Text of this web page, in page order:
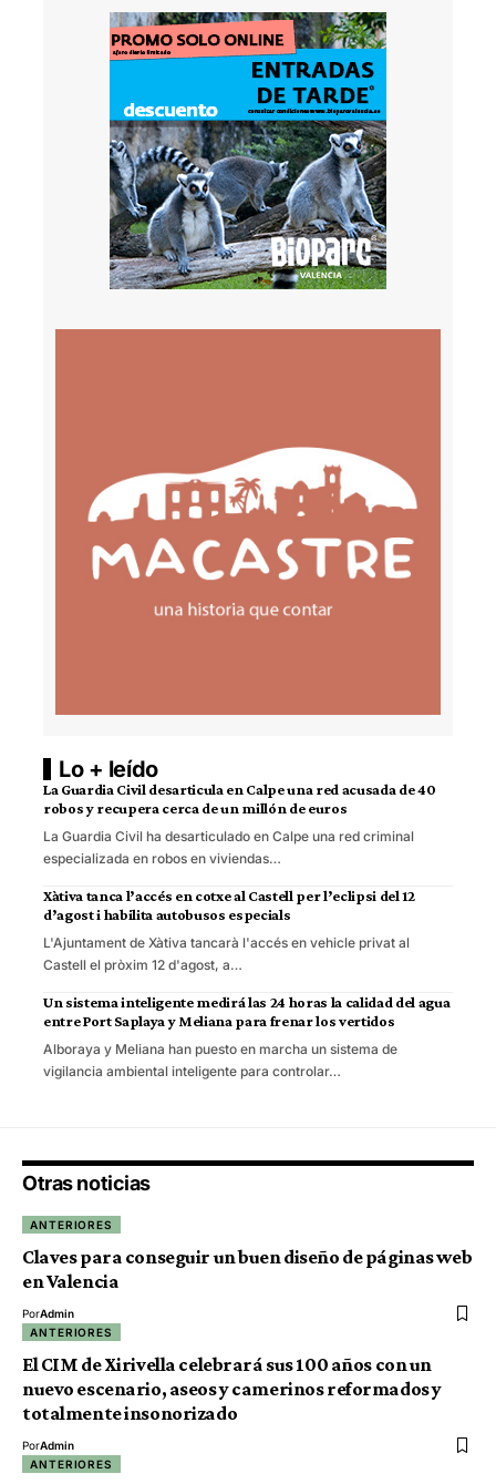
Lo + leído
La Guardia Civil desarticula en Calpe una red acusada de 40
robos y recupera cerca de un millón de euros
La Guardia Civil ha desarticulado en Calpe una red criminal
especializada en robos en viviendas…
Xàtiva tanca l’accés en cotxe al Castell per l’eclipsi del 12
d’agost i habilita autobusos especials
L'Ajuntament de Xàtiva tancarà l'accés en vehicle privat al
Castell el pròxim 12 d'agost, a…
Un sistema inteligente medirá las 24 horas la calidad del agua
entre Port Saplaya y Meliana para frenar los vertidos
Alboraya y Meliana han puesto en marcha un sistema de
vigilancia ambiental inteligente para controlar…
Otras noticias
ANTERIORES
Claves para conseguir un buen diseño de páginas web
en Valencia
PorAdmin
ANTERIORES
El CIM de Xirivella celebrará sus 100 años con un
nuevo escenario, aseos y camerinos reformados y
totalmente insonorizado
PorAdmin
ANTERIORES